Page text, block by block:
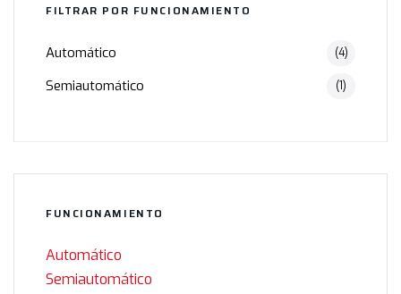
FILTRAR POR FUNCIONAMIENTO
Automático (4)
Semiautomático (1)
FUNCIONAMIENTO
Automático
Semiautomático